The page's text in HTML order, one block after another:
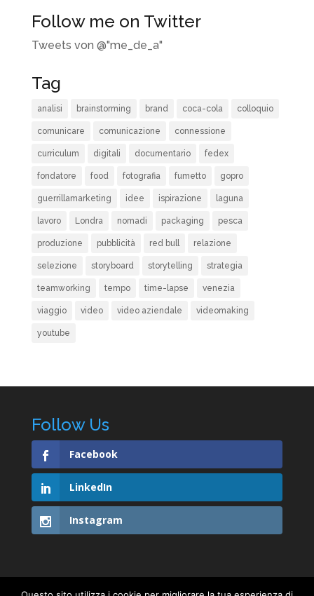
Follow me on Twitter
Tweets von @"me_de_a"
Tag
analisi brainstorming brand coca-cola colloquio
comunicare comunicazione connessione
curriculum digitali documentario fedex
fondatore food fotografia fumetto gopro
guerrillamarketing idee ispirazione laguna
lavoro Londra nomadi packaging pesca
produzione pubblicità red bull relazione
selezione storyboard storytelling strategia
teamworking tempo time-lapse venezia
viaggio video video aziendale videomaking
youtube
Follow Us
Facebook
LinkedIn
Instagram